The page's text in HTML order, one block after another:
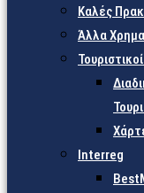
Καλές
Άλλα
Interreg